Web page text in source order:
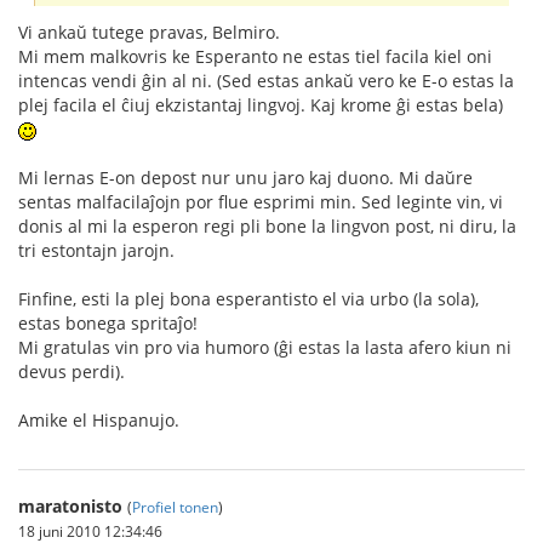
Vi ankaŭ tutege pravas, Belmiro.
Mi mem malkovris ke Esperanto ne estas tiel facila kiel oni
intencas vendi ĝin al ni. (Sed estas ankaŭ vero ke E-o estas la
plej facila el ĉiuj ekzistantaj lingvoj. Kaj krome ĝi estas bela)
Mi lernas E-on depost nur unu jaro kaj duono. Mi daŭre
sentas malfacilaĵojn por flue esprimi min. Sed leginte vin, vi
donis al mi la esperon regi pli bone la lingvon post, ni diru, la
tri estontajn jarojn.
Finfine, esti la plej bona esperantisto el via urbo (la sola),
estas bonega spritaĵo!
Mi gratulas vin pro via humoro (ĝi estas la lasta afero kiun ni
devus perdi).
Amike el Hispanujo.
maratonisto (Profiel tonen)
18 juni 2010 12:34:46